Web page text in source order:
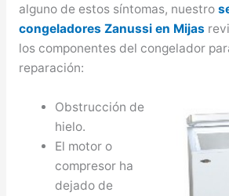
alguno de estos síntomas, nuestro
congeladores Zanussi en Mijas
los componentes del congelador
reparación:
Obstrucción de
hielo.
El motor o
compresor ha
dejado de